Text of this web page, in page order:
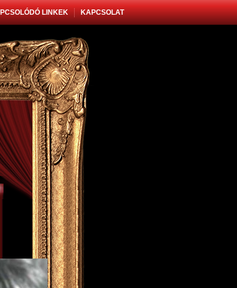
LINKEK KAPCSOLAT